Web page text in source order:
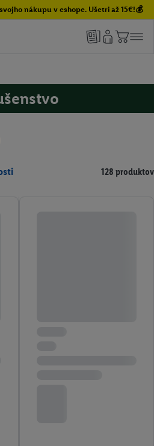
nákupu v eshope. Ušetri až 15€!💰
128 produktov